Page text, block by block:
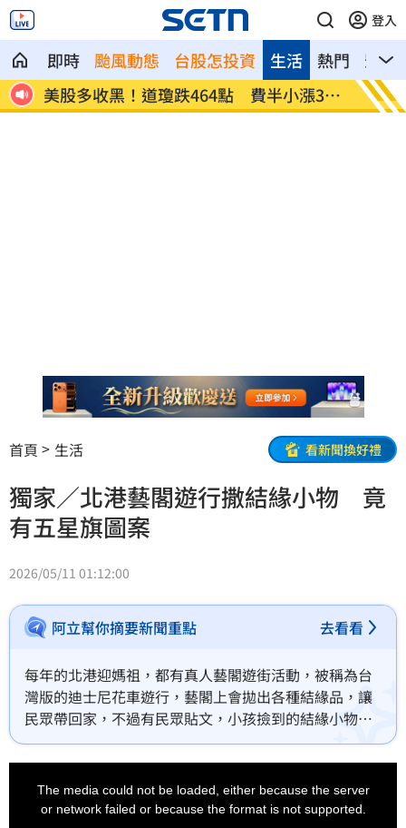
登入
即時 颱風動態 台股怎投資 熱門 影音
生活
今迎立秋！「5星座、5生肖」財運旺到爆 白海
首頁 生活 看新聞換好禮
獨家／北港藝閣遊行撒結緣小物 竟
有五星旗圖案
2026/05/11 01:12:00
阿立幫你摘要新聞重點 去看看
每年的北港迎媽祖，都有真人藝閣遊街活動，被稱為台
灣版的迪士尼花車遊行，藝閣上會拋出各種結緣品，讓
民眾帶回家，不過有民眾貼文，小孩撿到的結緣小物，
竟然是中國五星旗圖案的發光手環，而且小孩還不想要
馬上丟掉，民眾質疑中國的統戰是否已經滲透到宗教活
動。
The media could not be loaded, either because the server
or network failed or because the format is not supported.